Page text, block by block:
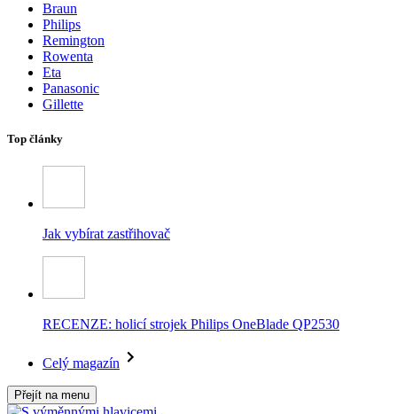
Braun
Philips
Remington
Rowenta
Eta
Panasonic
Gillette
Top články
Jak vybírat zastřihovač
RECENZE: holicí strojek Philips OneBlade QP2530
Celý magazín
Přejít na menu